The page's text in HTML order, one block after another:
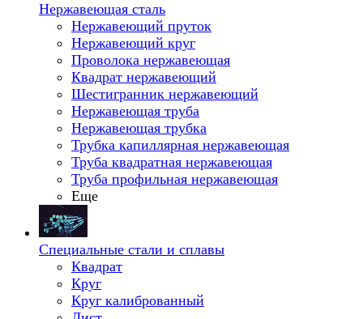
Нержавеющая сталь
Нержавеющий пруток
Нержавеющий круг
Проволока нержавеющая
Квадрат нержавеющий
Шестигранник нержавеющий
Нержавеющая труба
Нержавеющая трубка
Трубка капиллярная нержавеющая
Труба квадратная нержавеющая
Труба профильная нержавеющая
Еще
Специальные стали и сплавы
Квадрат
Круг
Круг калиброванный